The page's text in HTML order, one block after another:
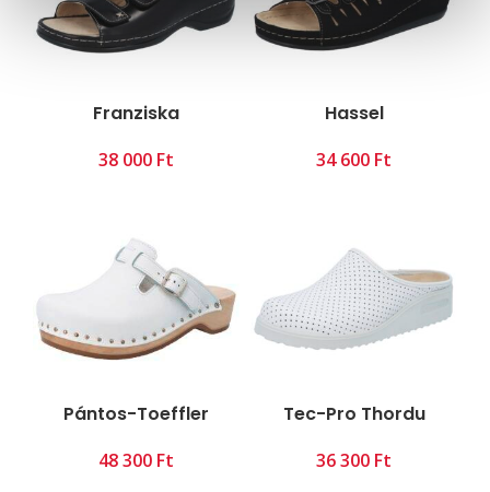
Franziska
Ft
Hassel
Ft
Pántos-Toeffler
Ft
Tec-Pro Thordu
Ft